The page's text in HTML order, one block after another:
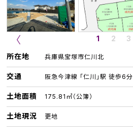
1 2 3
所在地 兵庫県宝塚市仁川北
交通 阪急今津線 「仁川」駅 徒歩6分
土地面積 175.81㎡（公簿）
土地現況 更地